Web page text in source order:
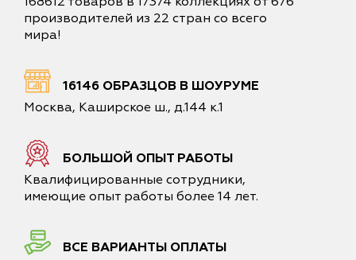
производителей из 22 стран со всего
мира!
16146 ОБРАЗЦОВ В ШОУРУМЕ
Москва, Каширское ш., д.144 к.1
БОЛЬШОЙ ОПЫТ РАБОТЫ
Квалифицированные сотрудники,
имеющие опыт работы более 14 лет.
ВСЕ ВАРИАНТЫ ОПЛАТЫ